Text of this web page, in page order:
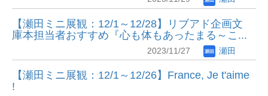
【瀬田ミニ展観：12/1～12/28】リブアド企画文
庫本担当者おすすめ『心も体もあったまる～こ...
2023/11/27 瀬田
【瀬田ミニ展観：12/1～12/26】France, Je t'aime
!